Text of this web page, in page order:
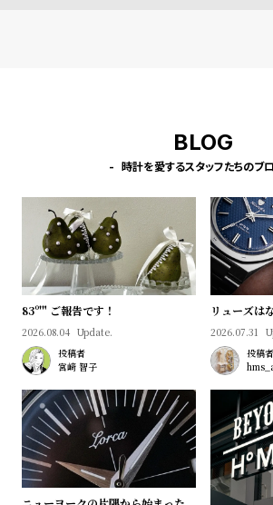
BLOG
時計を愛するスタッフたちのブ
83º'" ご報告です！
2026.08.04 Update.
投稿者
宮﨑 智子
リューズは
2026.07.31
投稿者